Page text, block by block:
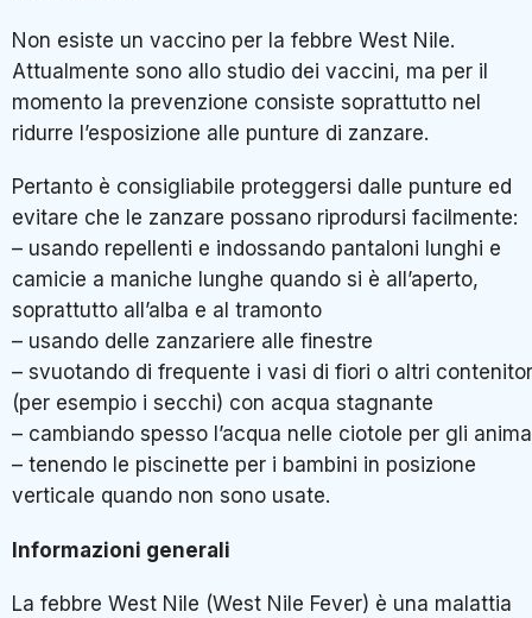
Non esiste un vaccino per la febbre West Nile.
Attualmente sono allo studio dei vaccini, ma per il
momento la prevenzione consiste soprattutto nel
ridurre l’esposizione alle punture di zanzare.
Pertanto è consigliabile proteggersi dalle punture ed
evitare che le zanzare possano riprodursi facilmente:
– usando repellenti e indossando pantaloni lunghi e
camicie a maniche lunghe quando si è all’aperto,
soprattutto all’alba e al tramonto
– usando delle zanzariere alle finestre
– svuotando di frequente i vasi di fiori o altri
(per esempio i secchi) con acqua stagnante
– cambiando spesso l’acqua nelle ciotole per gli
– tenendo le piscinette per i bambini in posizione
verticale quando non sono usate.
Informazioni generali
La febbre West Nile (West Nile Fever) è una malattia